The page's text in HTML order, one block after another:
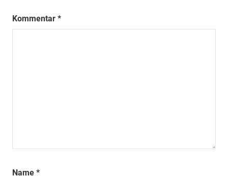
Kommentar *
Name *